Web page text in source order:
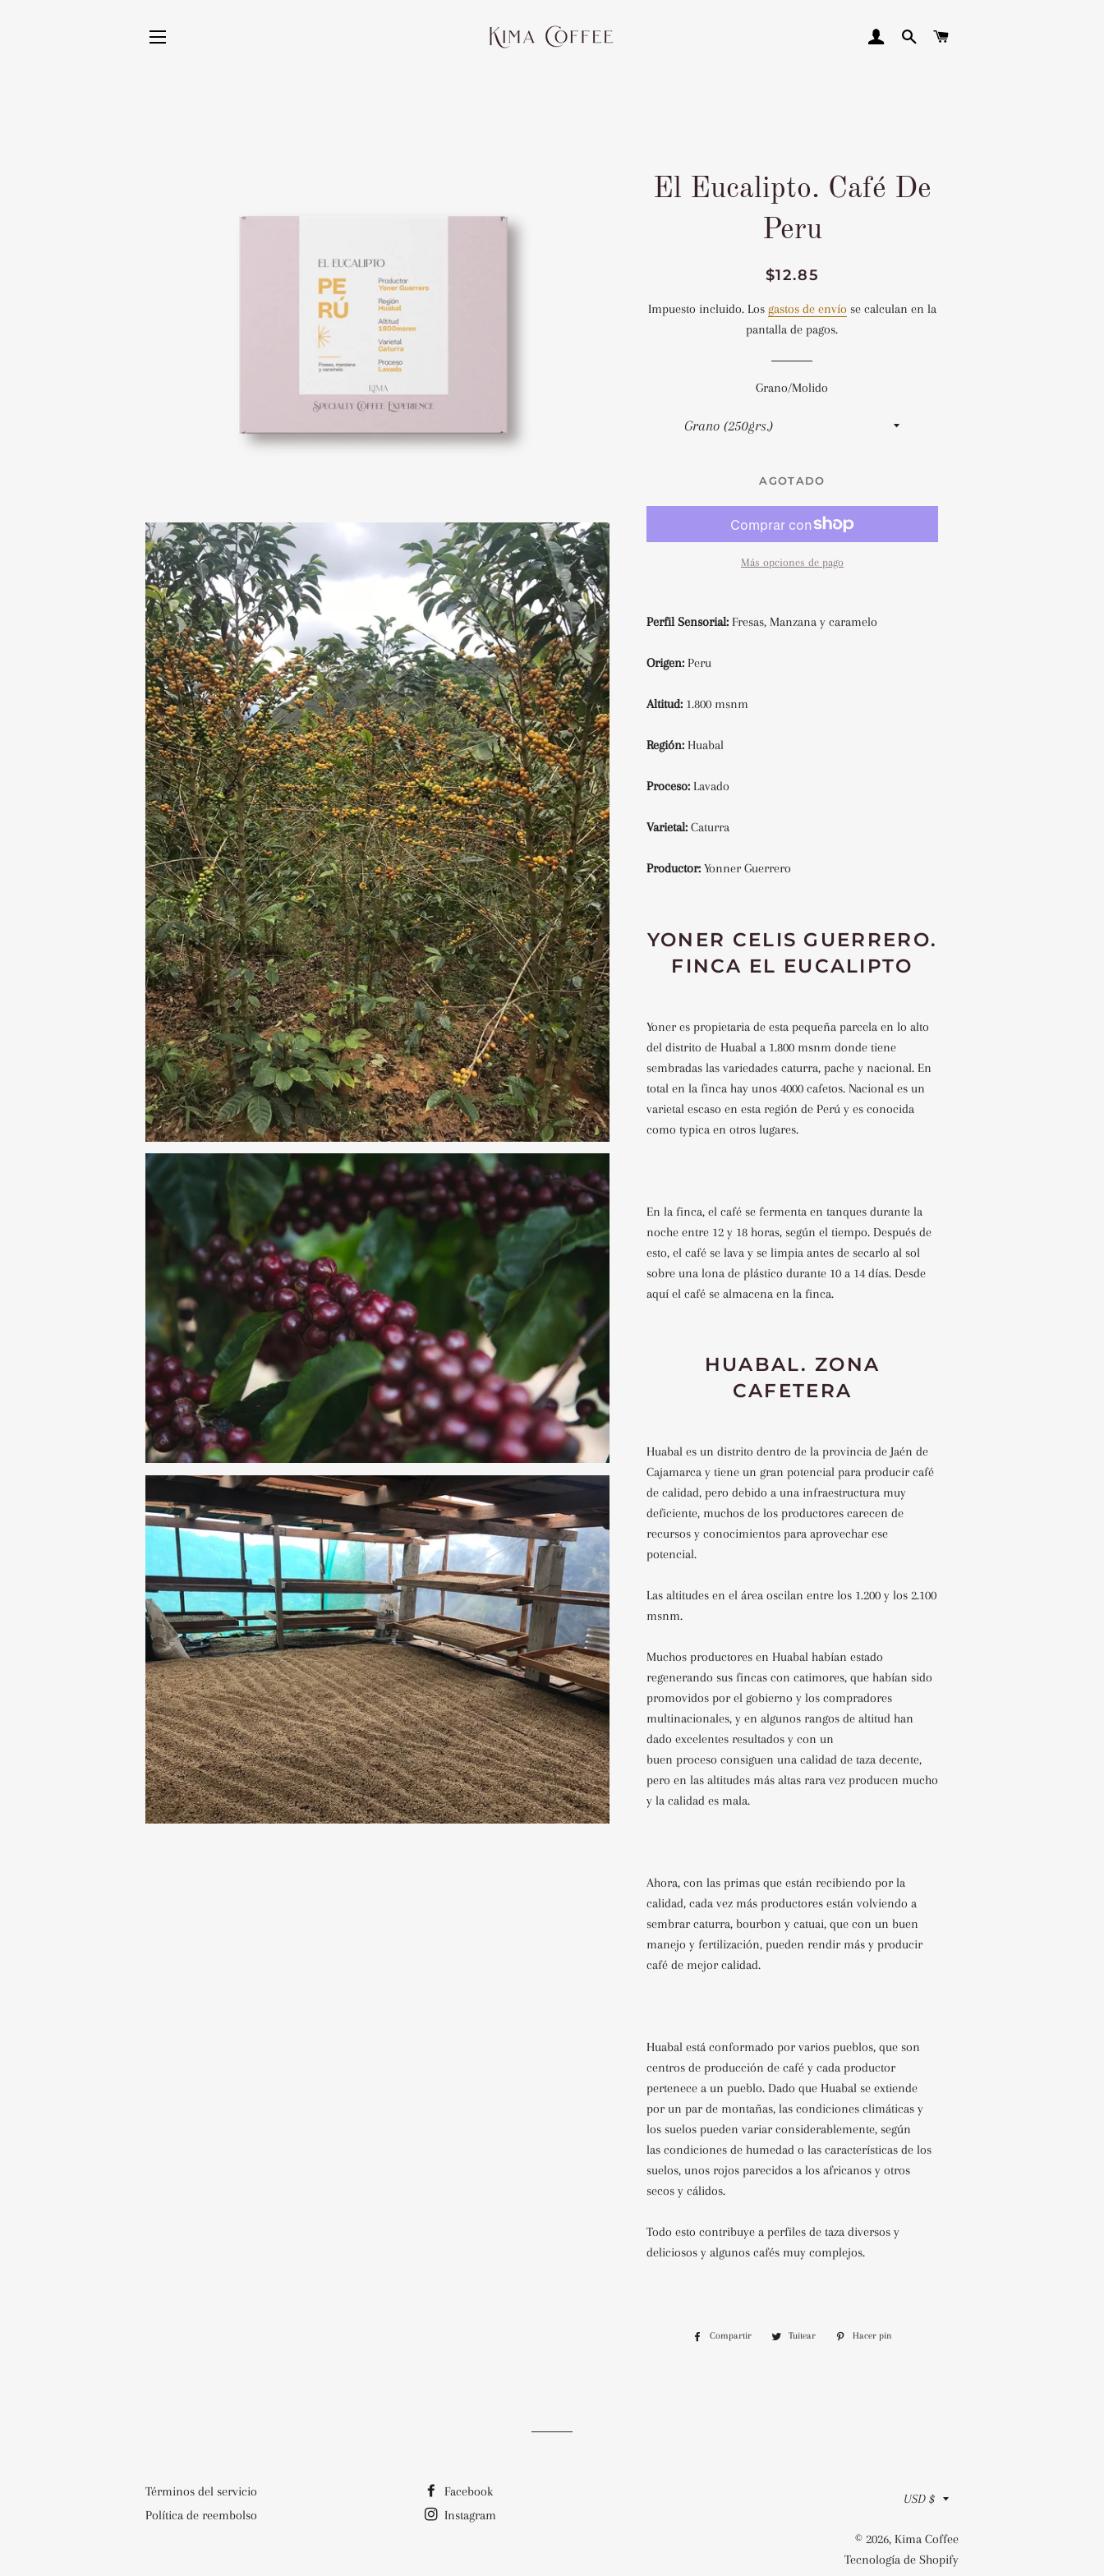
INGRESAR
BUSCAR
El Eucalipto. Café De
Peru
Precio
Precio
venta
$12.85
Impuesto incluido. Los gastos de envío se calculan en la
pantalla de pagos.
Grano/Molido
AGOTADO
Más opciones de pago
Perfil Sensorial:Fresas, Manzana y caramelo
Origen:Peru
Altitud: 1.800 msnm
Región: Huabal
Proceso:Lavado
Varietal:Caturra
Productor: Yonner Guerrero
YONER CELIS GUERRERO.
FINCA EL EUCALIPTO
Yoner es propietaria de esta pequeña parcela en lo alto
del distrito de Huabal a 1.800 msnm donde tiene
sembradas las variedades caturra, pache y nacional. En
total en la finca hay unos 4000 cafetos. Nacional es un
varietal escaso en esta región de Perú y es conocida
como typica en otros lugares.
En la finca, el café se fermenta en tanques durante la
noche entre 12 y 18 horas, según el tiempo. Después de
esto, el café se lava y se limpia antes de secarlo al sol
sobre una lona de plástico durante 10 a 14 días. Desde
aquí el café se almacena en la finca.
HUABAL. ZONA
CAFETERA
Huabal es un distrito dentro de la provincia de Jaén de
Cajamarca y tiene un gran potencial para producir café
de calidad, pero debido a una infraestructura muy
deficiente, muchos de los productores carecen de
recursos y conocimientos para aprovechar ese
potencial.
Las altitudes en el área oscilan entre los 1.200 y los 2.100
msnm.
Muchos productores en Huabal habían estado
regenerando sus fincas con catimores, que habían sido
promovidos por el gobierno y los compradores
multinacionales, y en algunos rangos de altitud han
dado excelentes resultados y con un
buen proceso consiguen una calidad de taza decente,
pero en las altitudes más altas rara vez producen mucho
y la calidad es mala.
Ahora, con las primas que están recibiendo por la
calidad, cada vez más productores están volviendo a
sembrar caturra, bourbon y catuai, que con un buen
manejo y fertilización, pueden rendir más y producir
café de mejor calidad.
Huabal está conformado por varios pueblos, que son
centros de producción de café y cada productor
pertenece a un pueblo. Dado que Huabal se extiende
por un par de montañas, las condiciones climáticas y
los suelos pueden variar considerablemente, según
las condiciones de humedad o las características de los
suelos, unos rojos parecidos a los africanos y otros
secos y cálidos.
Todo esto contribuye a perfiles de taza diversos y
deliciosos y algunos cafés muy complejos.
Compartir
CompartirTuitear
Tuitear
Hacer pin
Términos del servicio
Política de reembolso
Facebook
Instagram
Moneda
USD $
© 2026, Kima Coffee
Tecnología de Shopify